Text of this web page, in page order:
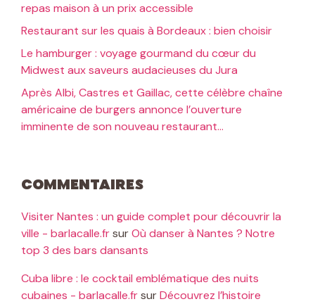
repas maison à un prix accessible
Restaurant sur les quais à Bordeaux : bien choisir
Le hamburger : voyage gourmand du cœur du
Midwest aux saveurs audacieuses du Jura
Après Albi, Castres et Gaillac, cette célèbre chaîne
américaine de burgers annonce l’ouverture
imminente de son nouveau restaurant…
Commentaires
Visiter Nantes : un guide complet pour découvrir la
ville - barlacalle.frsurOù danser à Nantes ? Notre
top 3 des bars dansants
Cuba libre : le cocktail emblématique des nuits
cubaines - barlacalle.frsurDécouvrez l’histoire